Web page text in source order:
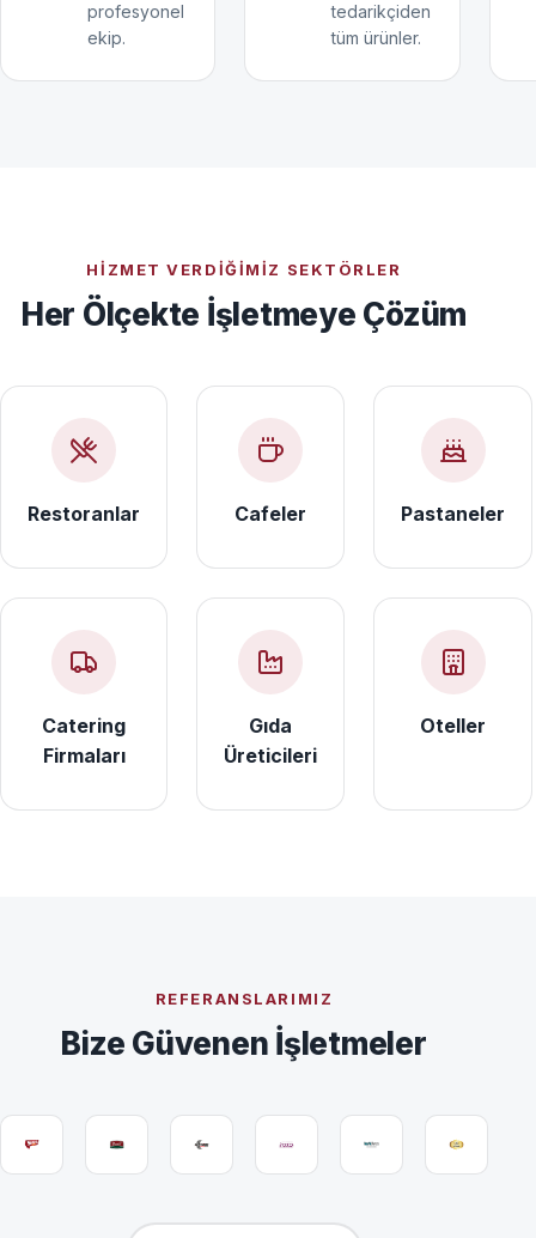
profesyonel
ekip.
tedarikçiden
tüm ürünler.
HIZMET VERDIĞIMIZ SEKTÖRLER
Her Ölçekte İşletmeye Çözüm
Restoranlar Cafeler Pastaneler
Catering
Firmaları
Gıda
Üreticileri
Oteller
REFERANSLARIMIZ
Bize Güvenen İşletmeler